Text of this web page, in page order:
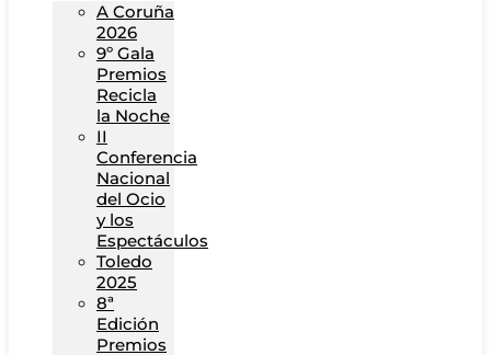
A Coruña
2026
9º Gala
Premios
Recicla
la Noche
II
Conferencia
Nacional
del Ocio
y los
Espectáculos
Toledo
2025
8ª
Edición
Premios